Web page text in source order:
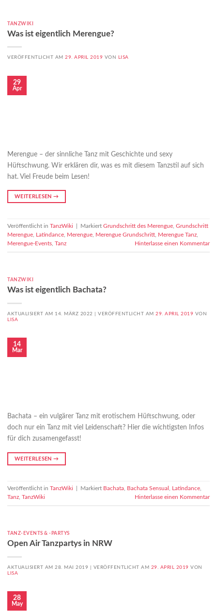
TANZWIKI
Was ist eigentlich Merengue?
VERÖFFENTLICHT AM29. APRIL 2019 VON LISA
29
Apr
Merengue – der sinnliche Tanz mit Geschichte und sexy
Hüftschwung. Wir erklären dir, was es mit diesem Tanzstil auf sich
hat. Viel Freude beim Lesen!
WEITERLESEN →
Veröffentlicht in TanzWiki Markiert Grundschritt des Merengue Grundschritt
Merengue
Latindance Merengue Merengue Grundschritt Merengue Tanz
Merengue-Events Tanz Hinterlasse einen Kommentar
TANZWIKI
Was ist eigentlich Bachata?
AKTUALISIERT AM 14. MÄRZ 2022 |VERÖFFENTLICHT AM29. APRIL 2019 VON
LISA
14
Mar
Bachata – ein vulgärer Tanz mit erotischem Hüftschwung, oder
doch nur ein Tanz mit viel Leidenschaft? Hier die wichtigsten Infos
für dich zusamengefasst!
WEITERLESEN →
Veröffentlicht in TanzWiki Markiert Bachata Bachata Sensual Latindance
Tanz TanzWiki Hinterlasse einen Kommentar
TANZ-EVENTS & -PARTYS
Open Air Tanzpartys in NRW
AKTUALISIERT AM 28. MAI 2019 | VERÖFFENTLICHT AM 29. APRIL 2019 VON
LISA
28
May